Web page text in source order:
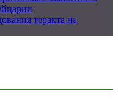
теракта на